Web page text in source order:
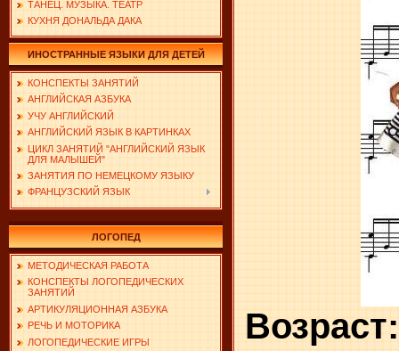
ТАНЕЦ. МУЗЫКА. ТЕАТР
КУХНЯ ДОНАЛЬДА ДАКА
ИНОСТРАННЫЕ ЯЗЫКИ ДЛЯ ДЕТЕЙ
КОНСПЕКТЫ ЗАНЯТИЙ
АНГЛИЙСКАЯ АЗБУКА
УЧУ АНГЛИЙСКИЙ
АНГЛИЙСКИЙ ЯЗЫК В КАРТИНКАХ
ЦИКЛ ЗАНЯТИЙ "АНГЛИЙСКИЙ ЯЗЫК
ДЛЯ МАЛЫШЕЙ"
ЗАНЯТИЯ ПО НЕМЕЦКОМУ ЯЗЫКУ
ФРАНЦУЗСКИЙ ЯЗЫК
ЛОГОПЕД
МЕТОДИЧЕСКАЯ РАБОТА
КОНСПЕКТЫ ЛОГОПЕДИЧЕСКИХ
ЗАНЯТИЙ
АРТИКУЛЯЦИОННАЯ АЗБУКА
РЕЧЬ И МОТОРИКА
ЛОГОПЕДИЧЕСКИЕ ИГРЫ